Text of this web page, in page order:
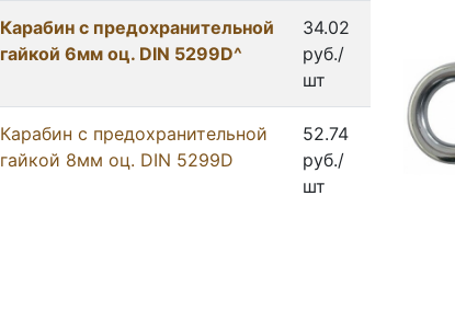
Карабин с предохранительной
гайкой 6мм оц. DIN 5299D^
34.02
руб./
шт
Карабин с предохранительной
гайкой 8мм оц. DIN 5299D
52.74
руб./
шт